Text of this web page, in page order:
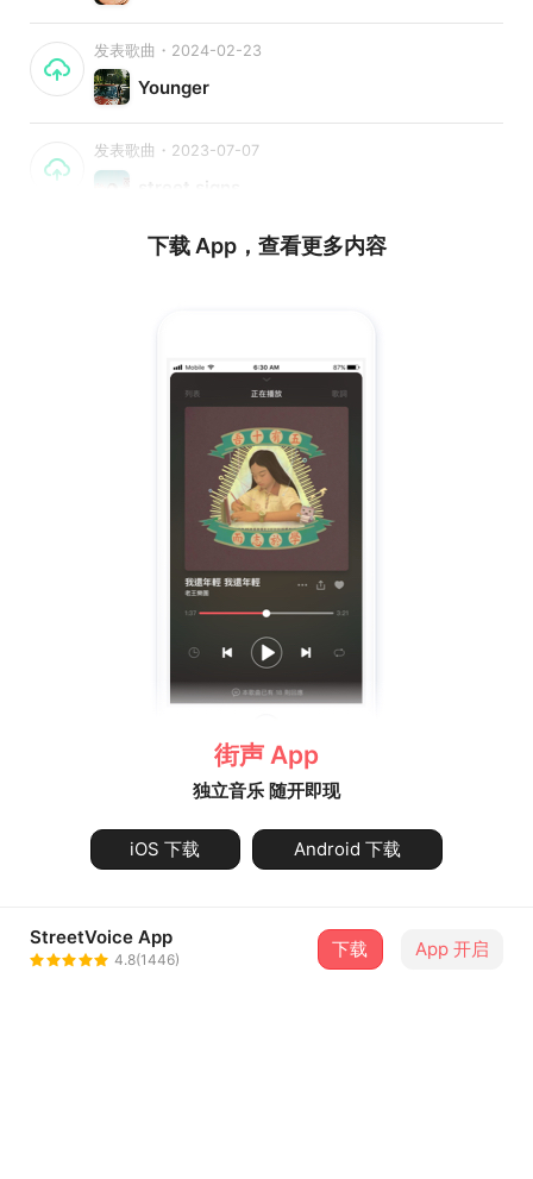
发表歌曲・2024-02-23
Younger
发表歌曲・2023-07-07
street signs
下载 App，查看更多内容
街声 App
独立音乐 随开即现
iOS 下载 Android 下载
StreetVoice App
4.8(1446) 下载 App 开启